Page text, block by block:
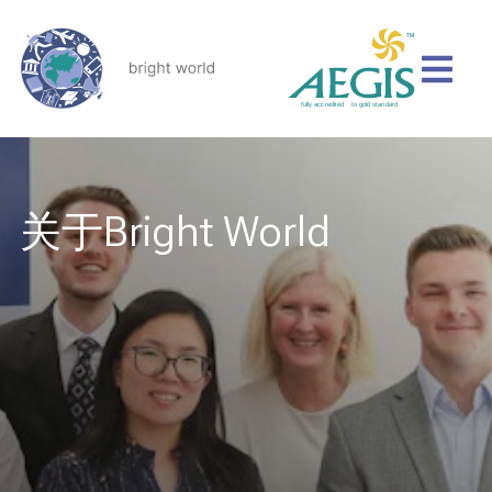
关于Bright World